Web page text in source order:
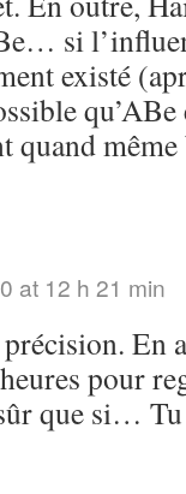
si
existé
quand
at 12 h 21 min
En
pour
que si… Tu